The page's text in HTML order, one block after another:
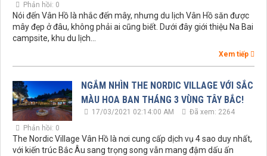
Phản hồi: 0
Nói đến Vân Hồ là nhắc đến mây, nhưng du lịch Vân Hồ săn được
mây đẹp ở đâu, không phải ai cũng biết. Dưới đây giới thiệu Na Bai
campsite, khu du lịch...
Xem tiếp
NGẮM NHÌN THE NORDIC VILLAGE VỚI SẮC
MÀU HOA BAN THÁNG 3 VÙNG TÂY BẮC!
17/03/2021 02:14:00 AM
Đã xem: 2264
Phản hồi: 0
The Nordic Village Vân Hồ là nơi cung cấp dịch vụ 4 sao duy nhất,
với kiến trúc Bắc Âu sang trọng song vẫn mang đậm dấu ấn